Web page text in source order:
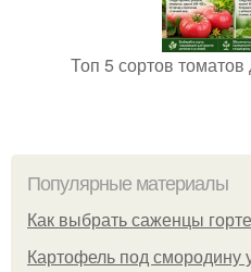
Топ 5 сортов
Популярные материалы
Как выбрать саженцы
Картофель под смородину